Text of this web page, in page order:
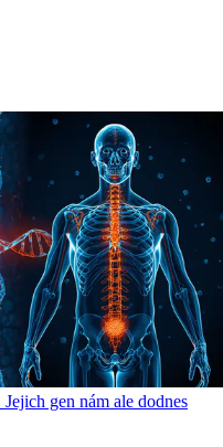
gen nám ale dodnes